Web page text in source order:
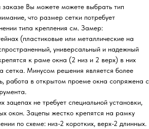
заказе Вы можете можете выбрать тип
что размер сетки потребует
типа крепления см. Замер:
(пластиковые или металлические на
универсальный и надежный
к раме окна (2 низ и 2 верх) в них
сетка. Минусом решения является более
работа в открытом проеме окна сопряжена с
зацепах не требует специальной установки,
окон. Зацепы жестко крепятся на рамку
по схеме: низ-2 коротких, верх-2 длинных.